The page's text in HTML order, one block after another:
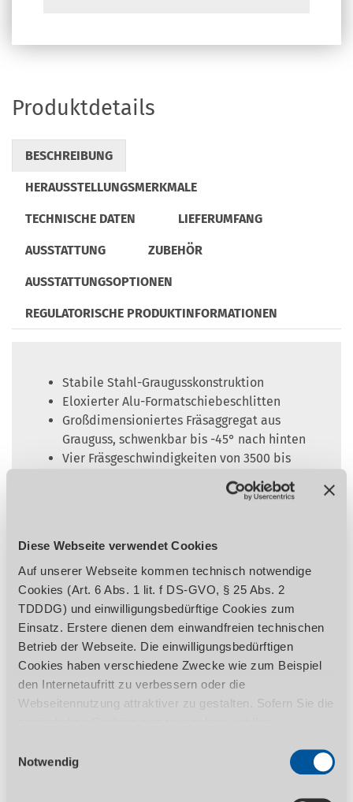
Diese Webseite verwendet Cookies
Auf unserer Webseite kommen technisch notwendige
Cookies (Art. 6 Abs. 1 lit. f DS-GVO, § 25 Abs. 2
TDDDG) und einwilligungsbedürftige Cookies zum
Einsatz. Erstere dienen dem einwandfreien technischen
Betrieb der Webseite. Die einwilligungsbedürftigen
Cookies haben verschiedene Zwecke wie zum Beispiel
den Internetaufritt zu verbessern oder die
Webseitennutzung attraktiver zu gestalten. Sofern Sie die
1 TDDDG erforderlich. Ihre erteilte Einwilligung können
Sie jederzeit durch Aufruf des Consent-Banners mit
Wirkung für die Zukunft widerrufen. Nähere Informationen
Notwendig
Produktdetails
BESCHREIBUNG
HERAUSSTELLUNGSMERKMALE
TECHNISCHE DATEN LIEFERUMFANG
AUSSTATTUNG ZUBEHÖR
AUSSTATTUNGSOPTIONEN
REGULATORISCHE PRODUKTINFORMATIONEN
Stabile Stahl-Graugusskonstruktion
Eloxierter Alu-Formatschiebeschlitten
Großdimensioniertes Fräsaggregat aus
Grauguss, schwenkbar bis -45° nach hinten
Vier Fräsgeschwindigkeiten von 3500 bis
Rechts-Linkslauf serienmäßig
Geschwindigkeitswechsel über
Exzenterspannung
Solider und präziser Graugusstisch,
spannungsfrei und nachgeglüht für
dauerhafte Präzision
Leistungsstarker 5,0 kW Industriemotor
Bogenfräshaube im Lieferumfang
Made in Italy
Auf diesen Artikel erhalten Sie die 3-Jahres
Stürmer Garantie bei Online-Registrierung.